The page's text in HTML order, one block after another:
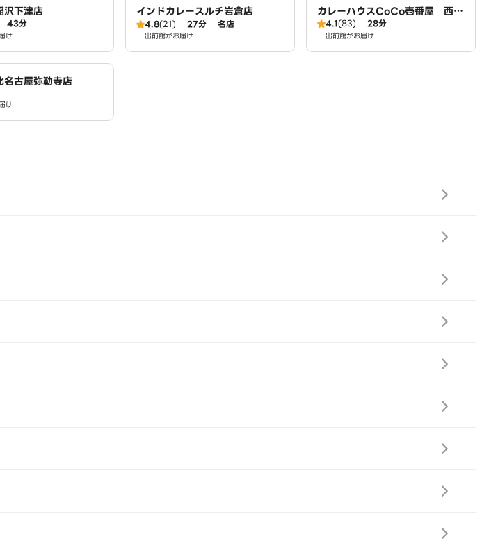
下津店
43分
け
インドカレースルチ岩倉店
4.8(21) 27分 名店
出前館がお届け
カレーハウスCoCo壱番屋 西春
店（SD）
4.1(83) 28分
出前館がお届け
古屋弥勒寺店
け